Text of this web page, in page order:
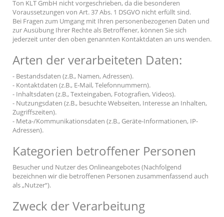
Ton KLT GmbH nicht vorgeschrieben, da die besonderen
Voraussetzungen von Art. 37 Abs. 1 DSGVO nicht erfüllt sind.
Bei Fragen zum Umgang mit Ihren personenbezogenen Daten und
zur Ausübung Ihrer Rechte als Betroffener, können Sie sich
jederzeit unter den oben genannten Kontaktdaten an uns wenden.
Arten der verarbeiteten Daten:
- Bestandsdaten (z.B., Namen, Adressen).
- Kontaktdaten (z.B., E-Mail, Telefonnummern).
- Inhaltsdaten (z.B., Texteingaben, Fotografien, Videos).
- Nutzungsdaten (z.B., besuchte Webseiten, Interesse an Inhalten,
Zugriffszeiten).
- Meta-/Kommunikationsdaten (z.B., Geräte-Informationen, IP-
Adressen).
Kategorien betroffener Personen
Besucher und Nutzer des Onlineangebotes (Nachfolgend
bezeichnen wir die betroffenen Personen zusammenfassend auch
als „Nutzer“).
Zweck der Verarbeitung